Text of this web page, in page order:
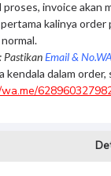
invoice akan
pertama kalinya order
PastikanEmail &
kendala dalam